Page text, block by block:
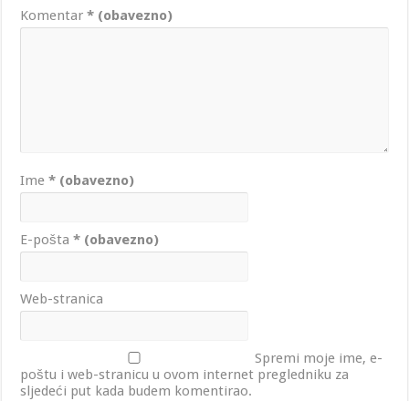
Komentar* (obavezno)
Ime* (obavezno)
E-pošta* (obavezno)
Web-stranica
Spremi moje ime, e-
poštu i web-stranicu u ovom internet pregledniku za
sljedeći put kada budem komentirao.